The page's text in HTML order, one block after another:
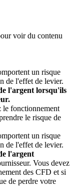
voir du contenu
un risque
de l'effet de levier.
l'argent lorsqu'ils
le fonctionnement
le risque de
un risque
de l'effet de levier.
l'argent
Vous devez
des CFD et si
de perdre votre